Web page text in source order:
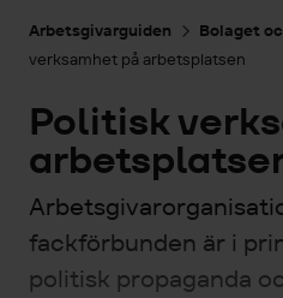
Arbetsgivarguiden Bolaget
verksamhet på arbetsplatsen
Politisk
fackförbunden är i
politisk propaganda